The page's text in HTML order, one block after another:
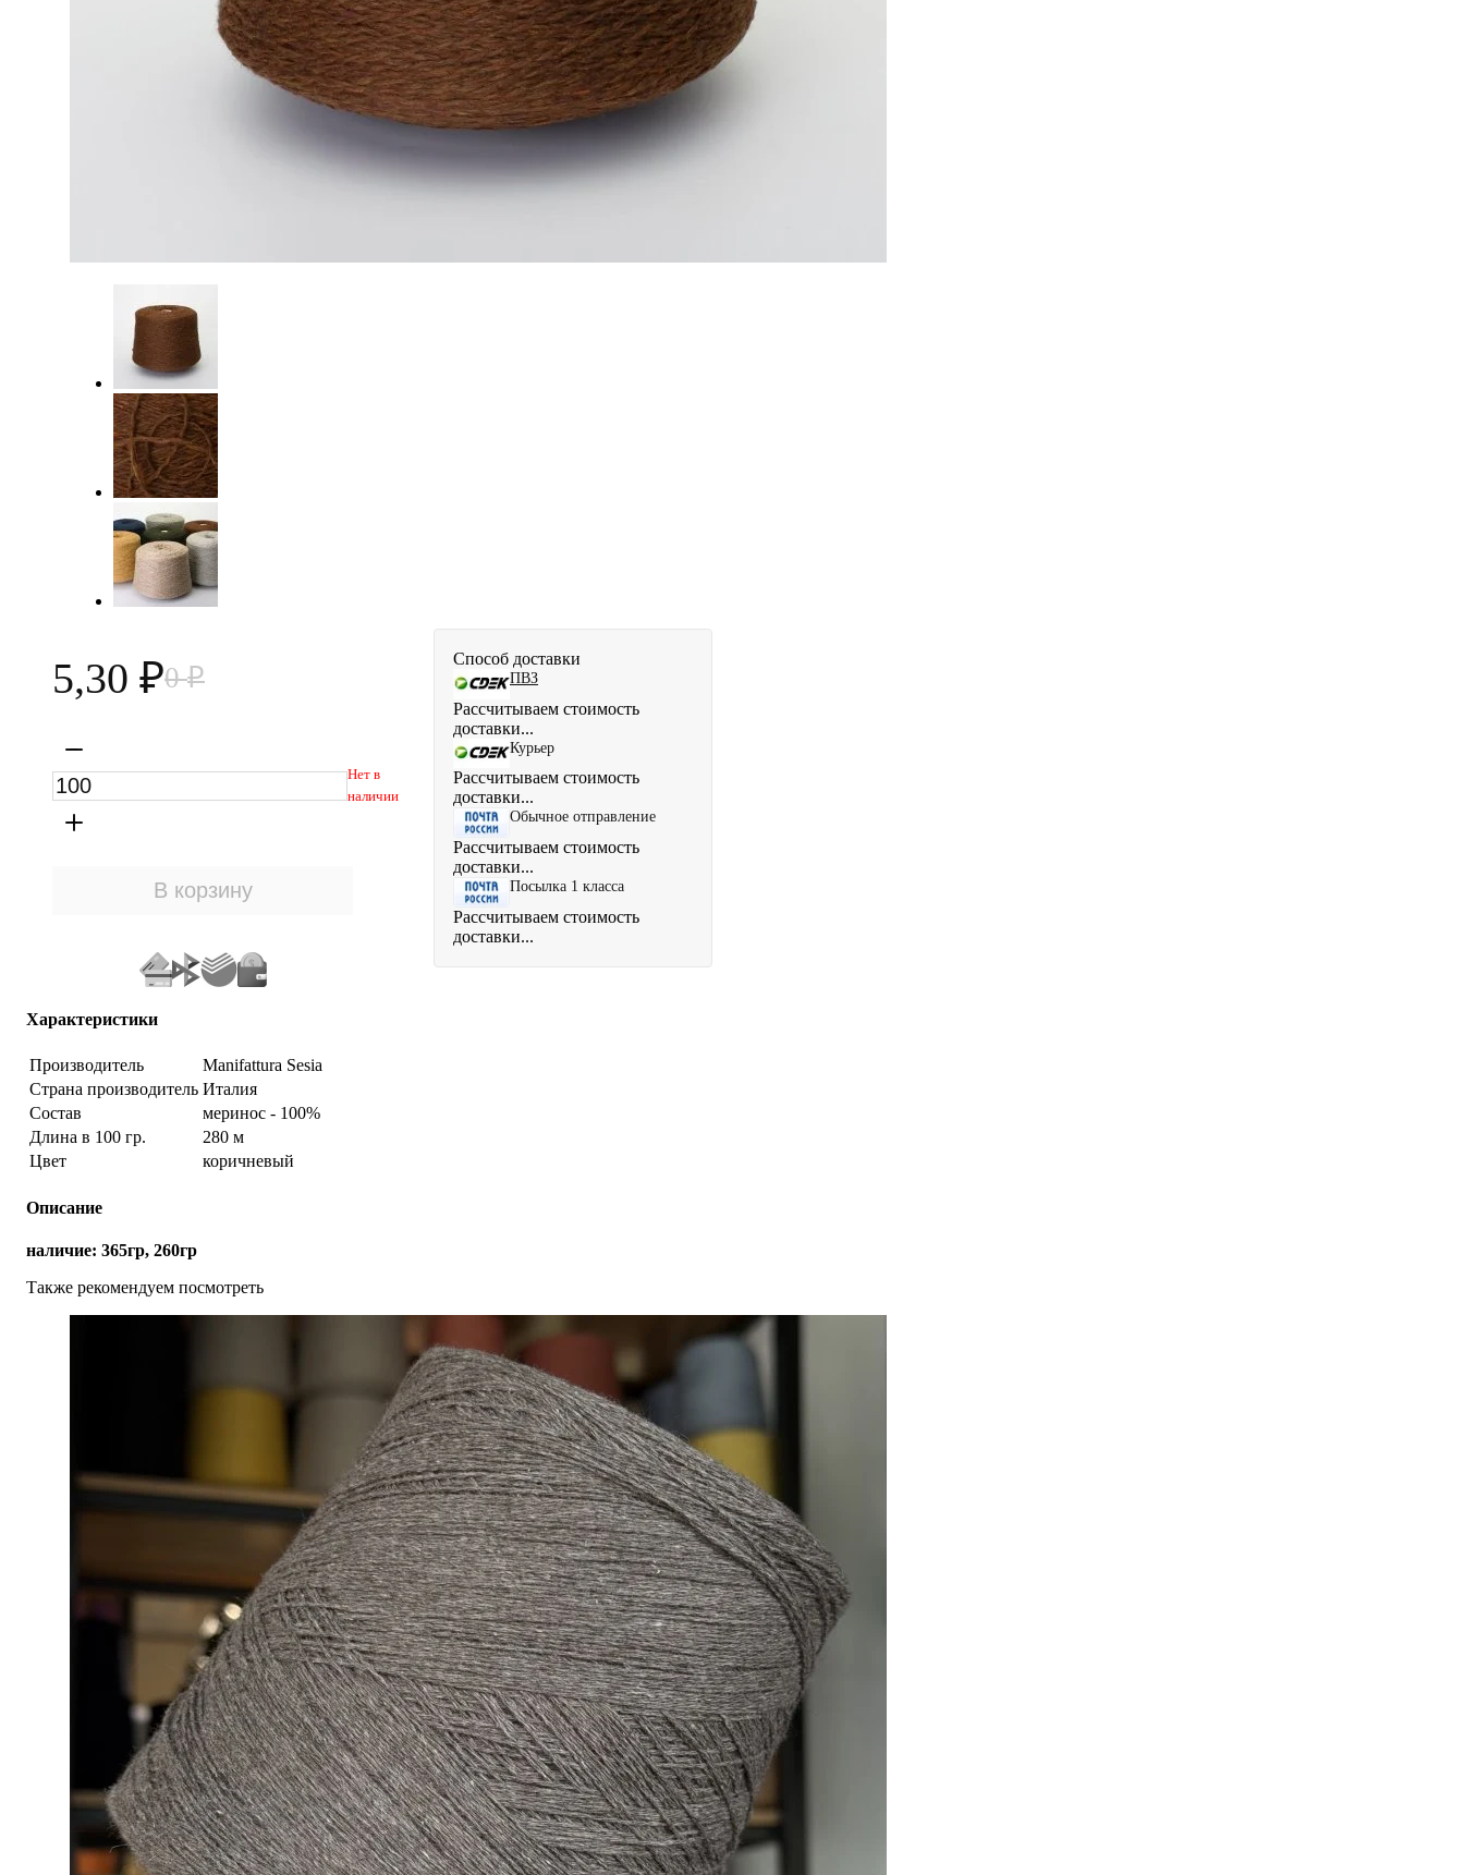
5,30 ₽0₽
Нет в
наличии
Способ доставки
ПВЗ
Рассчитываем стоимость
доставки...
Курьер
Рассчитываем стоимость
доставки...
Обычное отправление
Рассчитываем стоимость
доставки...
Посылка 1 класса
Рассчитываем стоимость
доставки...
Характеристики
Производитель
Manifattura Sesia
Страна производитель Италия
Состав
меринос - 100%
Длина в 100 гр.
280 м
Цвет
коричневый
Описание
наличие: 365гр, 260гр
Также рекомендуем посмотреть